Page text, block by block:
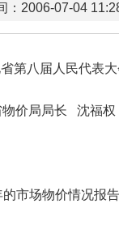
：2006-07-04
第八届人民代表大
物价局局长 沈福权
市场物价情况报